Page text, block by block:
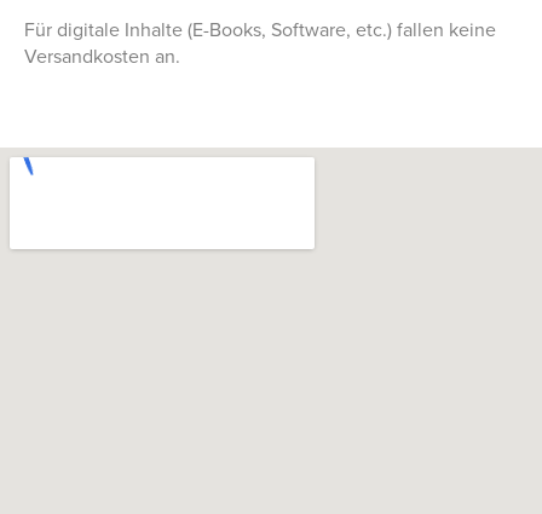
Für digitale Inhalte (E-Books, Software, etc.) fallen keine
Versandkosten an.